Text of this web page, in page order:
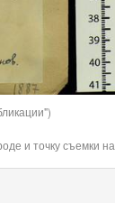
и точку съемки на